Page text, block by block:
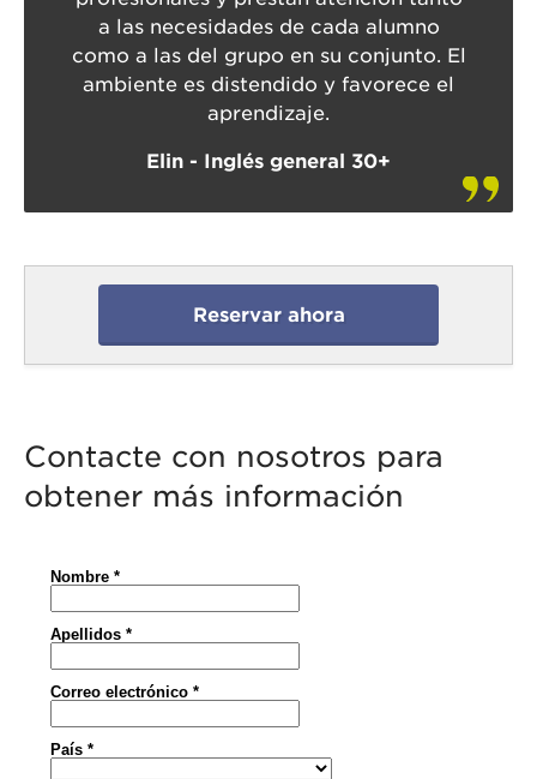
a las necesidades de cada alumno
como a las del grupo en su conjunto. El
ambiente es distendido y favorece el
aprendizaje.
Elin - Inglés general 30+
Reservar ahora
Contacte con nosotros para
obtener más información